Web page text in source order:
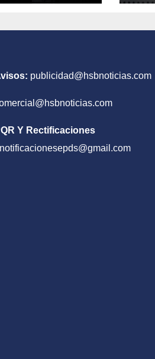
que
publicidad@hsbnoticias.com
Y Rectificaciones
notificacionesepds@gmail.com